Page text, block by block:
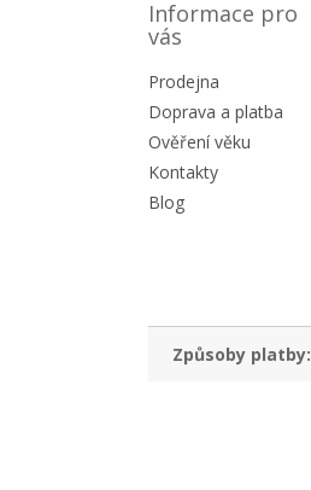
Informace pro
vás
Prodejna
Doprava a platba
Ověření věku
Kontakty
Blog
Způsoby platby: